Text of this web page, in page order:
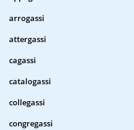
arrogassi
attergassi
cagassi
catalogassi
collegassi
congregassi